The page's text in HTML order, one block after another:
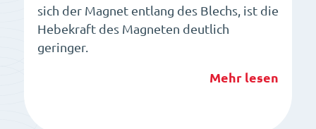
sich der Magnet entlang des Blechs, ist die
Hebekraft des Magneten deutlich
geringer.
Mehr lesen